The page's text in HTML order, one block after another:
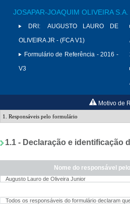
JOSAPAR-JOAQUIM OLIVEIRA
DRI:
AUGUSTO LAURO DE
OLIVEIRA JR - (FCA V1)
Formulário de Referência - 2016 -
V3
Motivo de